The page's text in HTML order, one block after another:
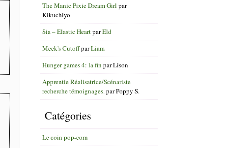
The Manic Pixie Dream Girl par
Kikuchiyo
Sia – Elastic HeartparEld
Meek's CutoffparLiam
Hunger games 4: la fin parLison
Apprentie Réalisatrice/Scénariste
recherche témoignages. parPoppy S.
Catégories
Le coin pop-corn